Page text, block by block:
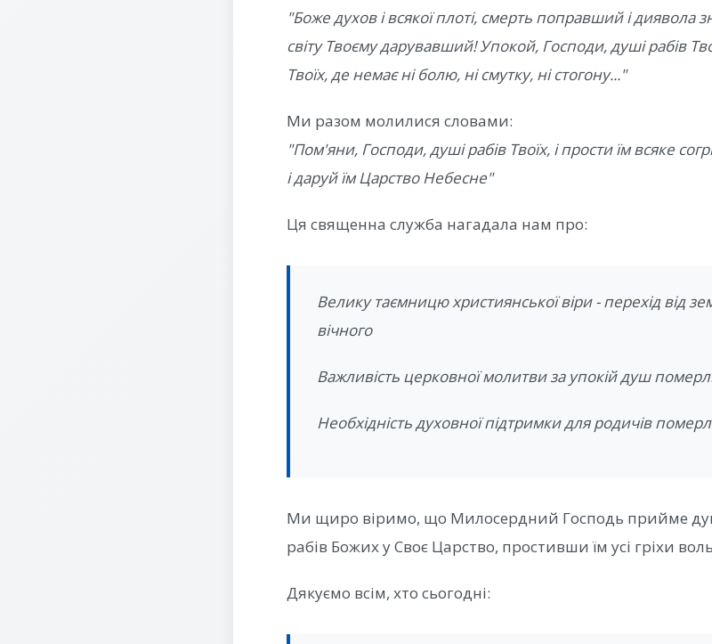
"Боже духов і всякої плоті, смерть поправший і
світу Твоєму дарувавший! Упокой, Господи, душі рабів
Твоїх, де немає ні болю, ні смутку, ні стогону..."
Ми разом молилися словами:
"Пом'яни, Господи, душі рабів Твоїх, і прости їм всяке
і даруй їм Царство Небесне"
Ця священна служба нагадала нам про:
Велику таємницю християнської віри - перехід від
вічного
Важливість церковної молитви за упокій душ
Необхідність духовної підтримки для родичів
Ми щиро віримо, що Милосердний Господь прийме
рабів Божих у Своє Царство, простивши їм усі гріхи
Дякуємо всім, хто сьогодні: